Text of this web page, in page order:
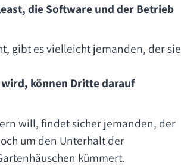
die Software und der Betrieb
gibt es vielleicht jemanden, der sie
können Dritte darauf
will, findet sicher jemanden, der
um den Unterhalt der
kümmert.